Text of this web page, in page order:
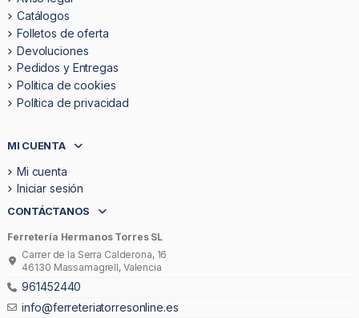
Catálogos
Folletos de oferta
Devoluciones
Pedidos y Entregas
Politica de cookies
Política de privacidad
MI CUENTA
Mi cuenta
Iniciar sesión
CONTÁCTANOS
Ferretería Hermanos Torres SL
Carrer de la Serra Calderona, 16
46130 Massamagrell, Valencia
961452440
info@ferreteriatorresonline.es